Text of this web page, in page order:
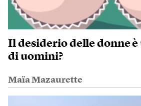
Il desiderio delle donne
di uomini?
Maïa Mazaurette